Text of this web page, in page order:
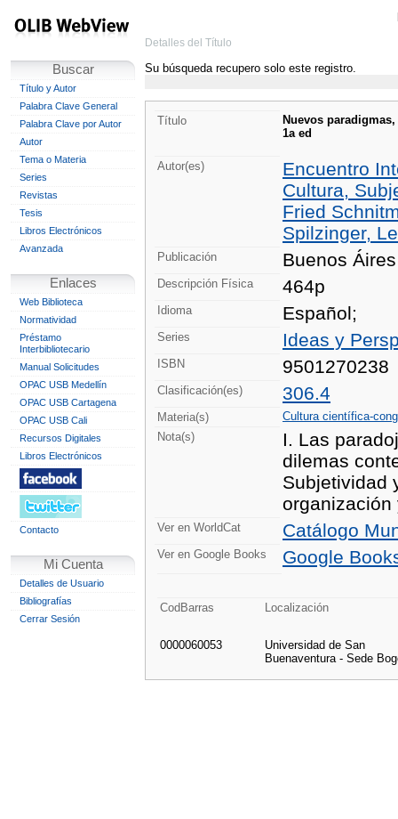
Buscar
Título y Autor
Palabra Clave General
Palabra Clave por Autor
Autor
Tema o Materia
Series
Revistas
Tesis
Libros Electrónicos
Avanzada
Enlaces
Web Biblioteca
Normatividad
Préstamo
Interbibliotecario
Manual Solicitudes
OPAC USB Medellín
OPAC USB Cartagena
OPAC USB Cali
Recursos Digitales
Libros Electrónicos
Contacto
Mi Cuenta
Detalles de Usuario
Bibliografías
Cerrar Sesión
Detalles del Título
Su búsqueda recupero solo este registro.
Título
Nuevos
1a ed
Autor(es)
Encuentro
Cultura,
Fried
Spilzinger,
Publicación Buenos
Descripción Física 464p
Idioma Español;
Series Ideas y
ISBN 9501270238
Clasificación(es) 306.4
Materia(s)
Cultura científica-
Nota(s)
I. Las
dilemas
Subjetividad
organización
Ver en WorldCat Catálogo
Ver en Google Books Google
CodBarras Localización
0000060053
Universidad de San
Buenaventura - Sede